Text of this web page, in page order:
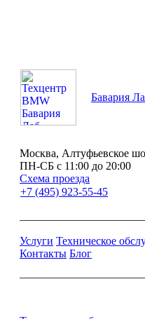
Бавария
Москва, Алтуфьевское
ПН-СБ с 11:00 до 20:00
Схема проезда
+7 (495) 923-55-45
Услуги Техническое
Контакты Блог